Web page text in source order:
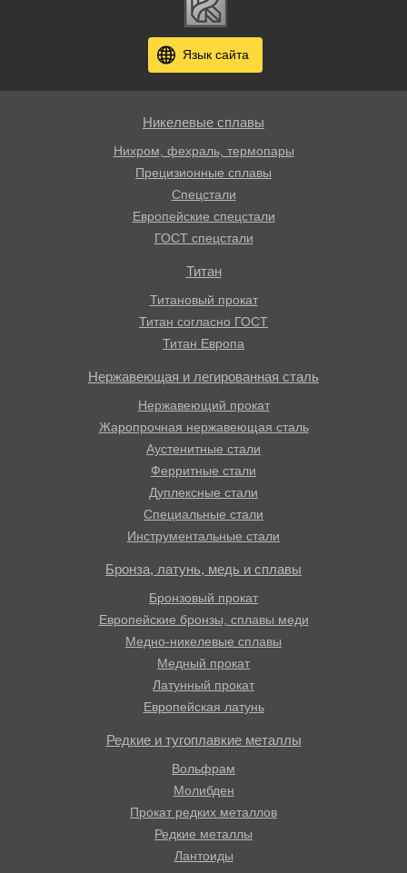
Язык сайта
Никелевые сплавы
Нихром, фехраль, термопары
Прецизионные сплавы
Спецстали
Европейские спецстали
ГОСТ спецстали
Титан
Титановый прокат
Титан согласно ГОСТ
Титан Европа
Нержавеющая и легированная сталь
Нержавеющий прокат
Жаропрочная нержавеющая сталь
Аустенитные стали
Ферритные стали
Дуплексные стали
Специальные стали
Инструментальные стали
Бронза, латунь, медь и сплавы
Бронзовый прокат
Европейские бронзы, сплавы меди
Медно-никелевые сплавы
Медный прокат
Латунный прокат
Европейская латунь
Редкие и тугоплавкие металлы
Вольфрам
Молибден
Прокат редких металлов
Редкие металлы
Лантоиды